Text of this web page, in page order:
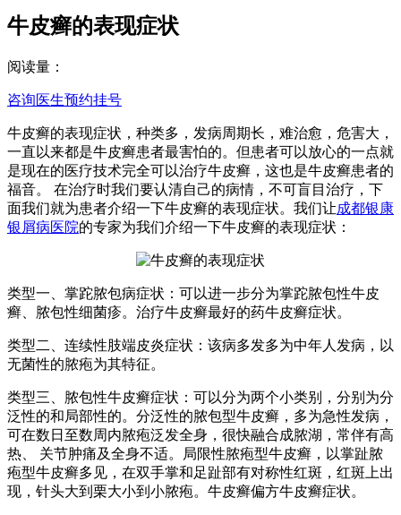
牛皮癣的表现症状
阅读量：
咨询医生预约挂号
牛皮癣的表现症状，种类多，发病周期长，难治愈，危害大，
一直以来都是牛皮癣患者最害怕的。但患者可以放心的一点就
是现在的医疗技术完全可以治疗牛皮癣，这也是牛皮癣患者的
福音。 在治疗时我们要认清自己的病情，不可盲目治疗，下
面我们就为患者介绍一下牛皮癣的表现症状。我们让成都银康
银屑病医院的专家为我们介绍一下牛皮癣的表现症状：
类型一、掌跎脓包病症状：可以进一步分为掌跎脓包性牛皮
癣、脓包性细菌疹。治疗牛皮癣最好的药牛皮癣症状。
类型二、连续性肢端皮炎症状：该病多发多为中年人发病，以
无菌性的脓疱为其特征。
类型三、脓包性牛皮癣症状：可以分为两个小类别，分别为分
泛性的和局部性的。分泛性的脓包型牛皮癣，多为急性发病，
可在数日至数周内脓疱泛发全身，很快融合成脓湖，常伴有高
热、 关节肿痛及全身不适。局限性脓疱型牛皮癣，以掌趾脓
疱型牛皮癣多见，在双手掌和足趾部有对称性红斑，红斑上出
现，针头大到栗大小到小脓疱。牛皮癣偏方牛皮癣症状。